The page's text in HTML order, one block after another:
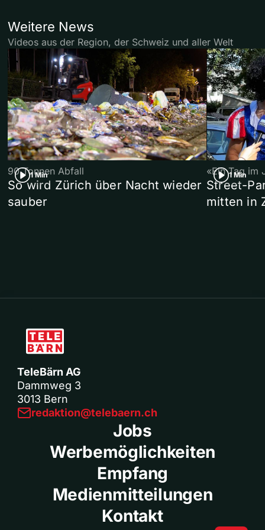
Weitere News
Videos aus der Region, der Schweiz und aller Welt
1 Min
90 Tonnen Abfall
So wird Zürich über Nacht wieder
sauber
1 Min
«Ein Tag im
Street-
mitten in
TeleBärn AG
Dammweg 3
3013 Bern
redaktion@telebaern.ch
Jobs
Werbemöglichkeiten
Empfang
Medienmitteilungen
Kontakt